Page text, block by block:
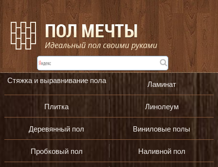
Стяжка и выравнивание пола Ламинат
Плитка Линолеум
Деревянный пол Виниловые полы
Пробковый пол Наливной пол